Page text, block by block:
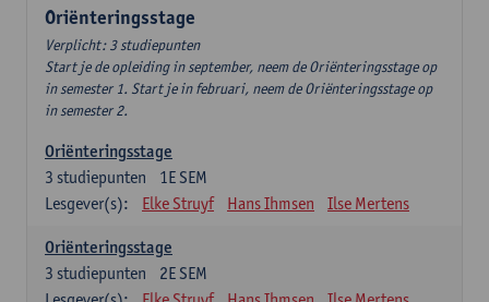
Oriënteringsstage
Verplicht: 3 studiepunten
Start je de opleiding in september, neem de Oriënteringsstage op
in semester 1. Start je in februari, neem de Oriënteringsstage op
in semester 2.
Oriënteringsstage
1E SEM
3 studiepunten
Lesgever(s):
Elke Struyf Hans Ihmsen Ilse Mertens
Oriënteringsstage
2E SEM
3 studiepunten